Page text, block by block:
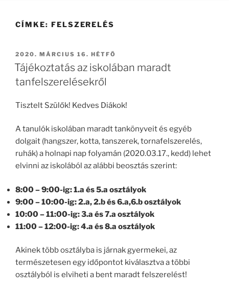
CÍMKE: FELSZERELÉS
BEKÜLDVE:
2020. MÁRCIUS 16. HÉTFŐ
Tájékoztatás az iskolában maradt
tanfelszerelésekről
Tisztelt Szülők! Kedves Diákok!
A tanulók iskolában maradt tankönyveit és egyéb
dolgait (hangszer, kotta, tanszerek, tornafelszerelés,
ruhák) a holnapi nap folyamán (2020.03.17., kedd) lehet
elvinni az iskolából az alábbi beosztás szerint:
8:00 – 9:00-ig: 1.a és 5.a osztályok
9:00 – 10:00-ig: 2.a, 2.b és 6.a,6.b osztályok
10:00 – 11:00-ig: 3.a és 7.a osztályok
11:00 – 12:00-ig: 4.a és 8.a osztályok
Akinek több osztályba is járnak gyermekei, az
természetesen egy időpontot kiválasztva a többi
osztályból is elviheti a bent maradt felszerelést!